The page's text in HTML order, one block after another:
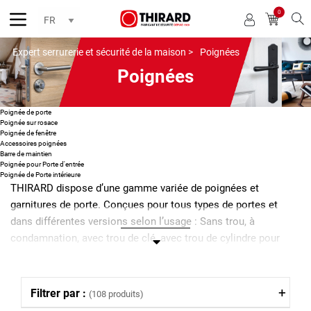
0
Expert serrurerie et sécurité de la maison > Poignées
Poignées
Poignée de porte
Poignée sur rosace
Poignée de fenêtre
Accessoires poignées
Barre de maintien
Poignée pour Porte d'entrée
Poignée de Porte intérieure
THIRARD dispose d’une gamme variée de poignées et
garnitures de porte. Conçues pour tous types de portes et
dans différentes versions selon l’usage : Sans trou, à
condamnation, avec trou de clé, avec trou de cylindre pour
chromée, aluminium, laquée, laiton, porcelaine, PVC , acier…
Thirard propose en complément des accessoires de poignées
Filtrer par : (108 produits)